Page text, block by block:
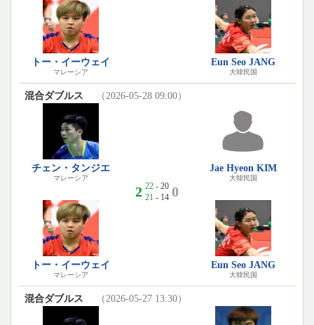
トー・イーウェイ
マレーシア
Eun Seo JANG
大韓民国
混合ダブルス （2026-05-28 09:00）
チェン・タンジエ
マレーシア
トー・イーウェイ
マレーシア
2 22- 20
21 - 14 0
Jae Hyeon KIM
大韓民国
Eun Seo JANG
大韓民国
混合ダブルス （2026-05-27 13:30）